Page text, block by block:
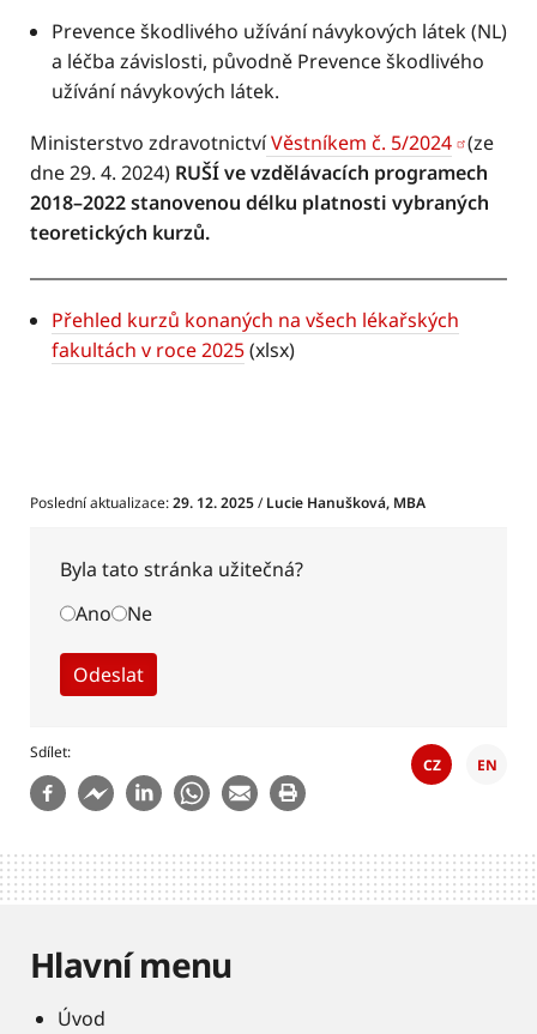
Prevence škodlivého užívání návykových látek (NL)
a léčba závislosti, původně Prevence škodlivého
užívání návykových látek.
Ministerstvo zdravotnictvíVěstníkem č. 5/2024 (ze
dne 29. 4. 2024) RUŠÍ ve vzdělávacích programech
2018–2022 stanovenou délku platnosti vybraných
teoretických kurzů.
Přehled kurzů konaných na všech lékařských
fakultách v roce 2025(xlsx)
Poslední aktualizace:29. 12. 2025/Lucie Hanušková, MBA
Byla tato stránka užitečná?
Ano
Ne
Sdílet
CZ EN
Hlavní menu
Úvod